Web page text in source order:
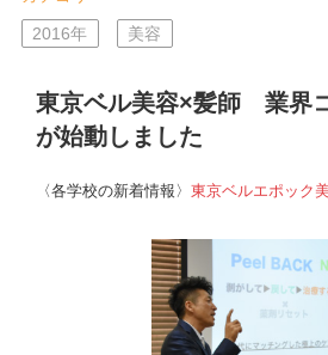
2016年
美容
東京ベル美容×髪師 業界
が始動しました
〈各学校の新着情報〉東京ベルエポック